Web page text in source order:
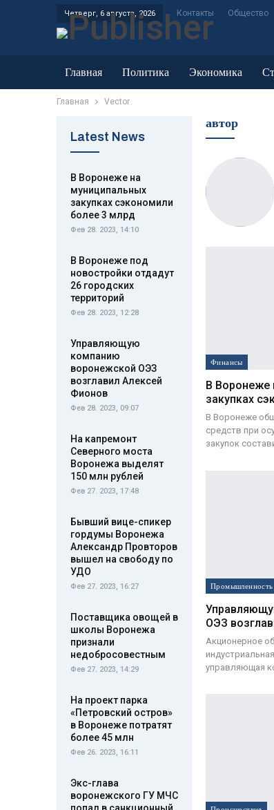
Четверг, 6 августа, 2026 Контакты Общество
Главная Политика Экономика
Главная Vector
автор
Финансы
В Воронеже
закупках
В Воронеже
средств при
закупок
Промышленность
ОЭЗ
Акционерное
управляющая
Latest News
В Воронеже на
муниципальных
закупках сэкономили
более 3 млрд
Фев 28. 2023, 14:10
В Воронеже под
новостройки отдадут
26 городских
территорий
Фев 28. 2023, 12:28
Управляющую
компанию
воронежской ОЭЗ
возглавил Алексей
Фионов
Фев 28. 2023, 09:07
На капремонт
Северного моста
Воронежа выделят
150 млн рублей
Фев 27. 2023, 17:48
Бывший вице-спикер
гордумы Воронежа
Александр Провторов
вышел на свободу по
УДО
Фев 27. 2023, 16:27
Поставщика овощей в
школы Воронежа
признали
недобросовестным
Фев 27. 2023, 14:29
На проект парка
«Петровский остров»
в Воронеже потратят
более 45 млн
Фев 26. 2023, 16:11
Экс-глава
воронежского ГУ МЧС